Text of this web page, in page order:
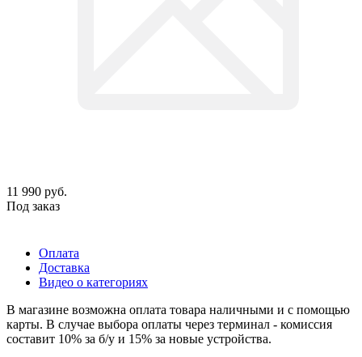
11 990 руб.
Под заказ
Оплата
Доставка
Видео о категориях
В магазине возможна оплата товара наличными и с помощью
карты. В случае выбора оплаты через терминал - комиссия
составит 10% за б/у и 15% за новые устройства.